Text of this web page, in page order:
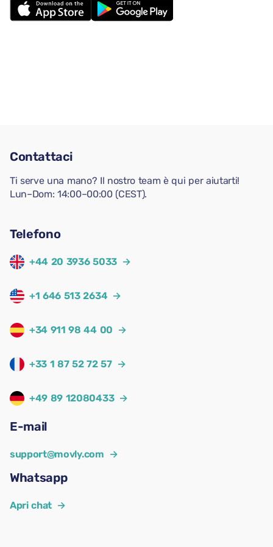
Contattaci
Ti serve una mano? Il nostro team è qui per aiutarti!
Lun–Dom: 14:00–00:00 (CEST).
Telefono
+44 20 3936 5033 →
+1 646 513 2634 →
+34 911 98 44 00 →
+33 1 87 52 72 57 →
+49 89 12080433 →
E-mail
support@movly.com →
Whatsapp
Apri chat →